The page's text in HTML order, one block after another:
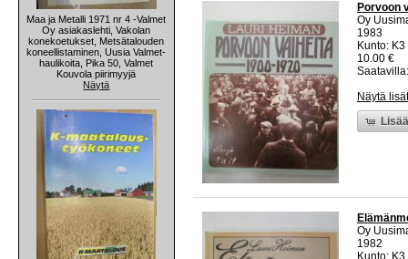
Maa ja Metalli 1971 nr 4 -Valmet
Oy asiakaslehti, Vakolan
konekoetukset, Metsätalouden
koneellistaminen, Uusia Valmet-
haulikoita, Pika 50, Valmet
Kouvola piirimyyjä
Näytä
Porvoon
Oy
1983
Kunto:
10.00 €
Näytä
Oy
1982
Kunto: